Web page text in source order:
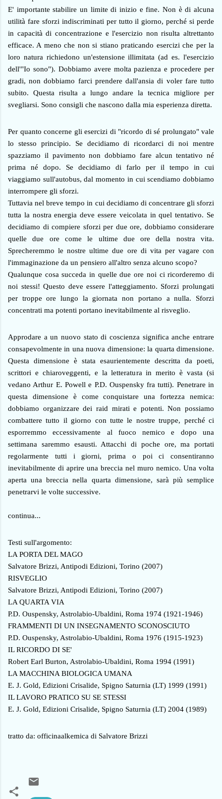
E' importante stabilire un limite di inizio e fine. Non è di alcuna
utilità fare sforzi indiscriminati per tutto il giorno, perché si perde
in capacità di concentrazione e l'esercizio non risulta altrettanto
efficace. A meno che non si stiano praticando esercizi che per la
loro natura richiedono un'estensione illimitata (ad es. l'esercizio
dell'"Io sono"). Dobbiamo avere molta pazienza e procedere per
gradi, non dobbiamo farci prendere dall'ansia di voler fare tutto
subito. Questa risulta a lungo andare la tecnica migliore per
svegliarsi. Sono consigli che nascono dalla mia esperienza diretta.
Per quanto concerne gli esercizi di "ricordo di sé prolungato" vale
lo stesso principio. Se decidiamo di ricordarci di noi mentre
spazziamo il pavimento non dobbiamo fare alcun tentativo né
prima né dopo. Se decidiamo di farlo per il tempo in cui
viaggiamo sull'autobus, dal momento in cui scendiamo dobbiamo
interrompere gli sforzi.
Tuttavia nel breve tempo in cui decidiamo di concentrare gli sforzi
tutta la nostra energia deve essere veicolata in quel tentativo. Se
decidiamo di compiere sforzi per due ore, dobbiamo considerare
quelle due ore come le ultime due ore della nostra vita.
Sprecheremmo le nostre ultime due ore di vita per vagare con
l'immaginazione da un pensiero all'altro senza alcuno scopo?
Qualunque cosa succeda in quelle due ore noi ci ricorderemo di
noi stessi! Questo deve essere l'atteggiamento. Sforzi prolungati
per troppe ore lungo la giornata non portano a nulla. Sforzi
concentrati ma potenti portano inevitabilmente al risveglio.
Approdare a un nuovo stato di coscienza significa anche entrare
consapevolmente in una nuova dimensione: la quarta dimensione.
Questa dimensione è stata esaurientemente descritta da poeti,
scrittori e chiaroveggenti, e la letteratura in merito è vasta (si
vedano Arthur E. Powell e P.D. Ouspensky fra tutti). Penetrare in
questa dimensione è come conquistare una fortezza nemica:
dobbiamo organizzare dei raid mirati e potenti. Non possiamo
combattere tutto il giorno con tutte le nostre truppe, perché ci
esporremmo eccessivamente al fuoco nemico e dopo una
settimana saremmo esausti. Attacchi di poche ore, ma portati
regolarmente tutti i giorni, prima o poi ci consentiranno
inevitabilmente di aprire una breccia nel muro nemico. Una volta
aperta una breccia nella quarta dimensione, sarà più semplice
penetrarvi le volte successive.
continua...
Testi sull'argomento:
LA PORTA DEL MAGO
Salvatore Brizzi, Antipodi Edizioni, Torino (2007)
RISVEGLIO
Salvatore Brizzi, Antipodi Edizioni, Torino (2007)
LA QUARTA VIA
P.D. Ouspensky, Astrolabio-Ubaldini, Roma 1974 (1921-1946)
FRAMMENTI DI UN INSEGNAMENTO SCONOSCIUTO
P.D. Ouspensky, Astrolabio-Ubaldini, Roma 1976 (1915-1923)
IL RICORDO DI SE'
Robert Earl Burton, Astrolabio-Ubaldini, Roma 1994 (1991)
LA MACCHINA BIOLOGICA UMANA
E. J. Gold, Edizioni Crisalide, Spigno Saturnia (LT) 1999 (1991)
IL LAVORO PRATICO SU SE STESSI
E. J. Gold, Edizioni Crisalide, Spigno Saturnia (LT) 2004 (1989)
tratto da: officinaalkemica di Salvatore Brizzi